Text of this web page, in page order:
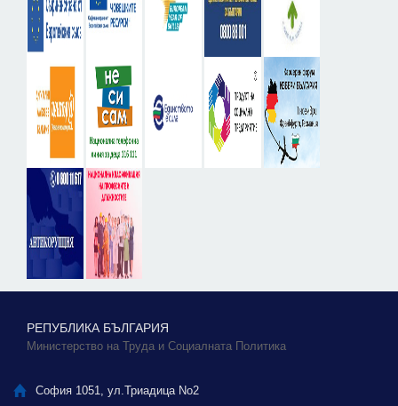
РЕПУБЛИКА БЪЛГАРИЯ
Министерство на Труда и Социалната Политика
София 1051, ул.Триадица No2